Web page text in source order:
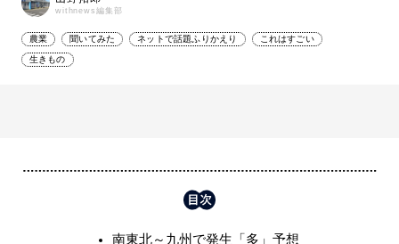
withnews編集部
農業 聞いてみた ネットで話題ふりかえり これはすごい
生きもの
南東北～九州で発生「多」予想